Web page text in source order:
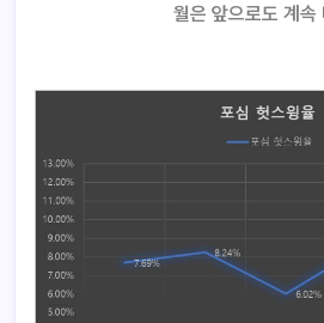
월은 앞으로도 계속